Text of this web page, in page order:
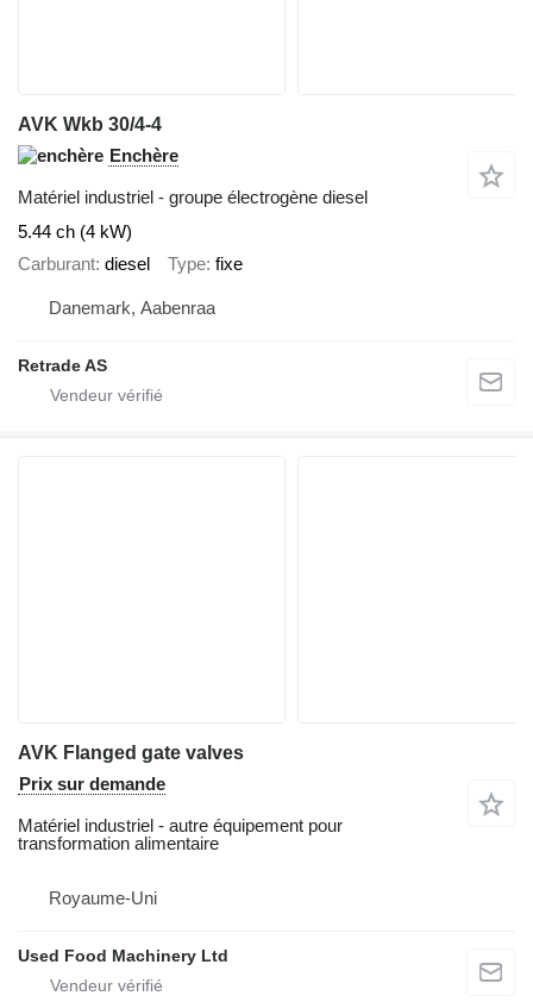
AVK Wkb 30/4-4
Enchère
Matériel industriel - groupe électrogène diesel
5.44 ch (4 kW)
Carburant diesel Type fixe
Danemark, Aabenraa
Retrade AS
AVK Flanged gate valves
Prix sur demande
Matériel industriel - autre équipement pour
transformation alimentaire
Royaume-Uni
Used Food Machinery Ltd